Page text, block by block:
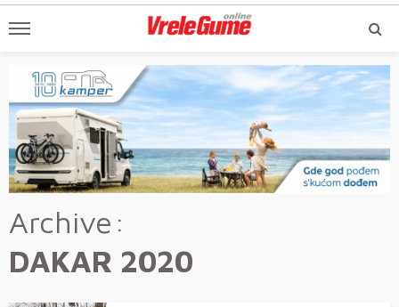
Archive
DAKAR 2020